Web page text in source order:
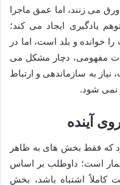
می زنند، اما عمق ماجرا
یادگیری ایجاد می کند؛
خوانده و بلد است، اما در
مفهومی، دچار مشکل می
به سازماندهی و ارتباط
نمی شود.
آینده
که فقط بخش های به ظاهر
است؛ داوطلب بر اساس
اشتباه باشد، بخش